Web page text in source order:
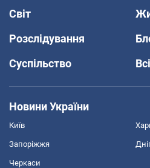
Світ
Розслідування
Суспільство
Новини України
Київ
Запоріжжя
Черкаси